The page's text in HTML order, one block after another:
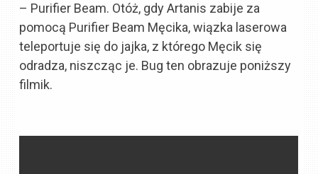
– Purifier Beam. Otóż, gdy Artanis zabije za
pomocą Purifier Beam Męcika, wiązka laserowa
teleportuje się do jajka, z którego Męcik się
odradza, niszcząc je. Bug ten obrazuje poniższy
filmik.